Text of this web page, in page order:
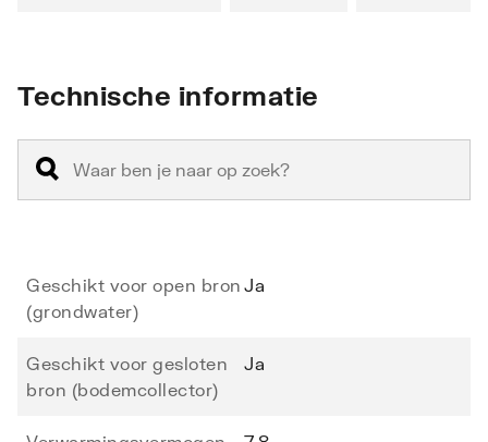
Technische informatie
Geschikt voor open bron
(grondwater)
Ja
Geschikt voor gesloten
bron (bodemcollector)
Ja